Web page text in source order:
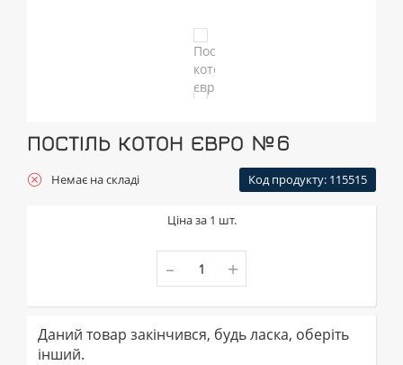
ПОСТІЛЬ КОТОН ЄВРО №6
Немає на складі Код продукту: 115515
Ціна за 1 шт.
- +
Даний товар закінчився, будь ласка, оберіть
інший.